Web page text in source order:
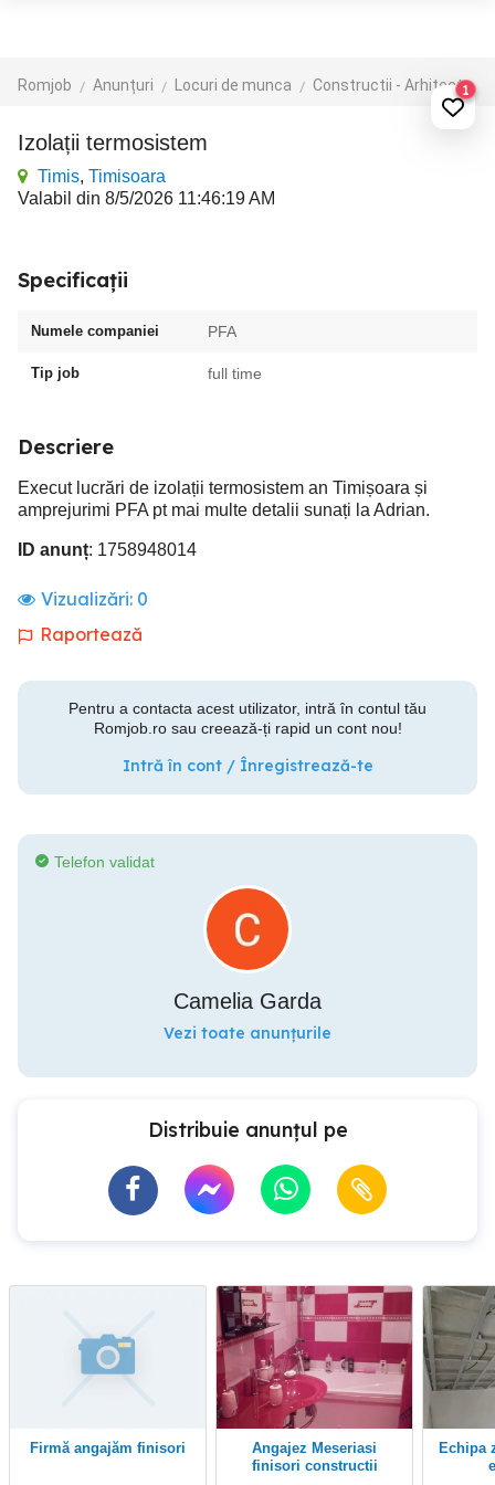
Romjob Anunțuri Locuri de munca Constructii - Arhitectura - Design1
Izolații termosistem
Timis, Timisoara
Valabil din 8/5/2026 11:46:19 AM
Specificații
Numele companiei PFA
Tip job full time
Descriere
Execut lucrări de izolații termosistem an Timișoara și
amprejurimi PFA pt mai multe detalii sunați la Adrian.
ID anunț: 1758948014
Vizualizări: 0
Raportează
Pentru a contacta acest utilizator, intră în contul tău
Romjob.ro sau creează-ți rapid un cont nou!
Intră în cont / Înregistrează-te
Telefon validat
Camelia Garda
Vezi toate anunțurile
Distribuie anunțul pe
Firmă angajăm finisori
Angajez Meseriasi
finisori constructii
Echipa zugravi rigipsari